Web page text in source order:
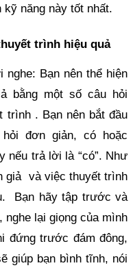
kỹ năng này tốt nhất.
trình hiệu quả
Bạn nên thể hiện
bằng một số câu hỏi
. Bạn nên bắt đầu
đơn giản, có hoặc
nếu trả lời là “có”. Như
giả và việc thuyết trình
Bạn hãy tập trước và
nghe lại giọng của mình
đứng trước đám đông,
giúp bạn bình tĩnh, nói